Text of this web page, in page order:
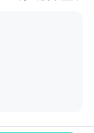
、推翻、再重
场游戏中，像坐
束还意犹未尽。
安理得地抱一
比起单打独斗的
清晰地明白了